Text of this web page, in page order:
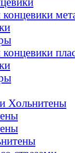
Хольнитены